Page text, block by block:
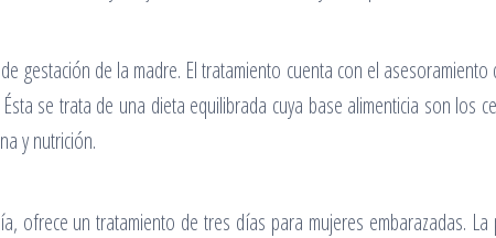
gestación de la madre. El tratamiento cuenta con el
se trata de una dieta equilibrada cuya base alimenticia son los
y nutrición.
ofrece un tratamiento de tres días para mujeres embarazadas.